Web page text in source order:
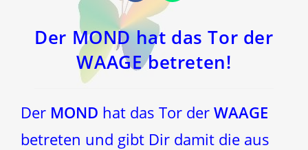
einem
neuen
Fenster Fenster
Der MOND hat das Tor der
WAAGE betreten!
Der MOND hat das Tor der WAAGE
betreten und gibt Dir damit die aus